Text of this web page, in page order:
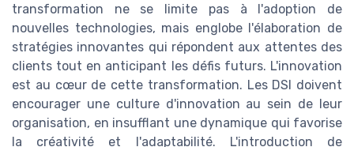
transformation ne se limite pas à l'adoption de
nouvelles technologies, mais englobe l'élaboration de
stratégies innovantes qui répondent aux attentes des
clients tout en anticipant les défis futurs. L'innovation
est au cœur de cette transformation. Les DSI doivent
encourager une culture d'innovation au sein de leur
organisation, en insufflant une dynamique qui favorise
la créativité et l'adaptabilité. L'introduction de